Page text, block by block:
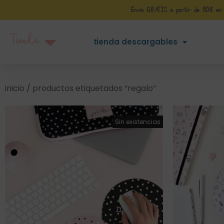
Envío GRATIS a partir de 50€ en
tienda descargables
inicio / productos etiquetados “regalo”
¡Oferta!
Sin existencias